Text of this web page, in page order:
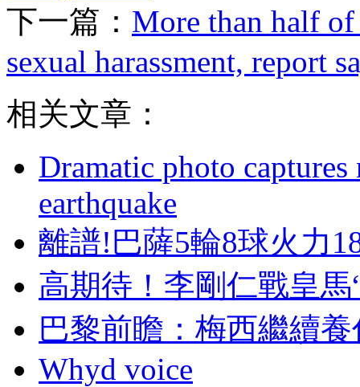
下一篇： More than half
sexual harassment, report
相关文章：
Dramatic photo
earthquake
離譜!巴薩5輪8球火力
高期待 ！李剛仁戰
巴黎前瞻：梅西繼
Whyd voice